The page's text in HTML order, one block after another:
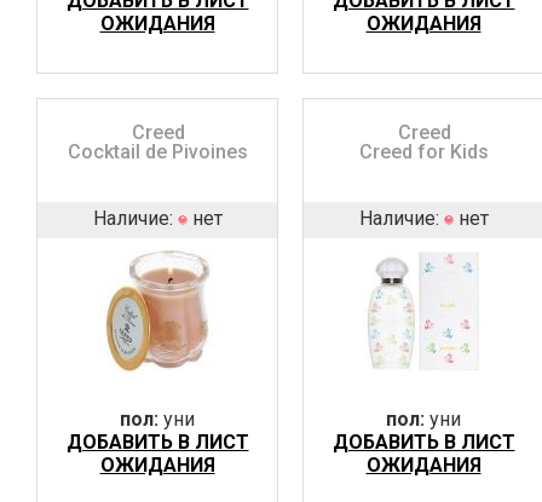
ОЖИДАНИЯ
ОЖИДАНИЯ
Creed
Cocktail de Pivoines
Наличие: нет
пол: уни
ДОБАВИТЬ В ЛИСТ
ОЖИДАНИЯ
Creed
Creed for Kids
Наличие: нет
пол: уни
ДОБАВИТЬ В ЛИСТ
ОЖИДАНИЯ